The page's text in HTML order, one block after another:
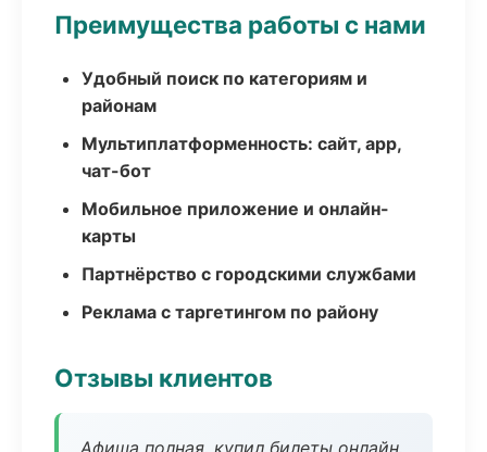
Преимущества работы с нами
Удобный поиск по категориям и
районам
Мультиплатформенность: сайт, app,
чат-бот
Мобильное приложение и онлайн-
карты
Партнёрство с городскими службами
Реклама с таргетингом по району
Отзывы клиентов
Афиша полная, купил билеты онлайн.